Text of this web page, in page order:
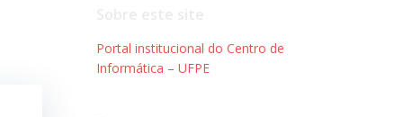
Portal institucional do Centro de
Informática – UFPE